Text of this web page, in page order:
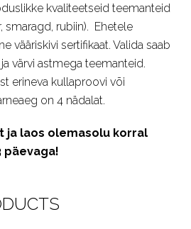
kvaliteetseid teemanteid
smaragd, rubiin). Ehetele
vääriskivi sertifikaat. Valida saab
värvi astmega teemanteid.
erineva kullaproovi või
on 4 nädalat.
ja laos olemasolu korral
päevaga!